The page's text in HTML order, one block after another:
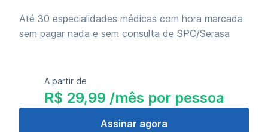
Até 30 especialidades médicas com hora marcada
sem pagar nada e sem consulta de SPC/Serasa
A partir de
R$ 29,99 /mês por pessoa
Assinar agora